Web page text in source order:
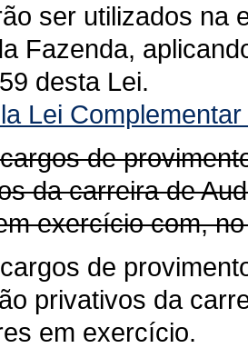
ser utilizados na
Fazenda,
desta Lei.
Lei
de
da carreira de
exercício com,
de
privativos da
em exercício.